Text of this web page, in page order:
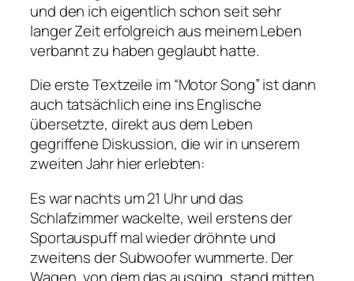
und den ich eigentlich schon seit sehr
langer Zeit erfolgreich aus meinem Leben
verbannt zu haben geglaubt hatte.
Die erste Textzeile im “Motor Song” ist dann
auch tatsächlich eine ins Englische
übersetzte, direkt aus dem Leben
gegriffene Diskussion, die wir in unserem
zweiten Jahr hier erlebten:
Es war nachts um 21 Uhr und das
Schlafzimmer wackelte, weil erstens der
Sportauspuff mal wieder dröhnte und
zweitens der Subwoofer wummerte. Der
Wagen, von dem das ausging, stand mitten